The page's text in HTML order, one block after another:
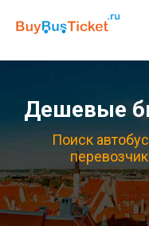
Дешевые
Поиск